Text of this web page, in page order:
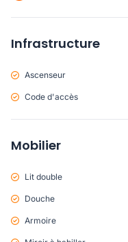
Infrastructure
Ascenseur
Code d'accès
Mobilier
Lit double
Douche
Armoire